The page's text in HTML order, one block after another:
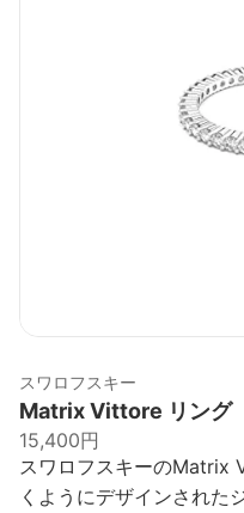
スワロフスキー
Matrix Vittore リング
15,400円
スワロフスキーのMatrix
くようにデザインされた